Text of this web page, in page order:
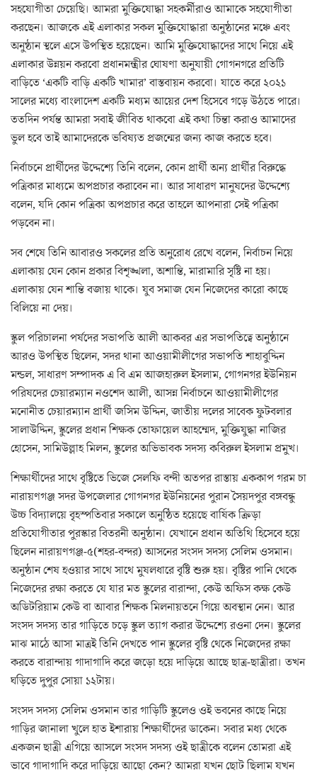
সহযোগীতা চেয়েছি। আমরা মুক্তিযোদ্ধা সহকর্মীরাও আমাকে সহযোগীতা
করছেন। আজকে এই এলাকার সকল মুক্তিযোদ্ধারা অনুষ্ঠানের মঞ্চে এবং
অনুষ্ঠান স্থলে এসে উপস্থিত হয়েছেন। আমি মুক্তিযোদ্ধাদের সাথে নিয়ে এই
এলাকার উন্নয়ন করবো প্রধানমন্ত্রীর ঘোষণা অনুযায়ী গোগনগরে প্রতিটি
বাড়িতে ‘একটি বাড়ি একটি খামার’ বাস্তবায়ন করবো। যাতে করে ২০২১
সালের মধ্যে বাংলাদেশ একটি মধ্যম আয়ের দেশ হিসেবে গড়ে উঠতে পারে।
ততদিন পর্যন্ত আমরা সবাই জীবিত থাকবো এই কথা চিন্তা করাও আমাদের
ভুল হবে তাই আমাদেরকে ভবিষ্যত প্রজন্মের জন্য কাজ করতে হবে।
নির্বাচনে প্রার্থীদের উদ্দেশ্যে তিনি বলেন, কোন প্রার্থী অন্য প্রার্থীর বিরুদ্ধে
পত্রিকার মাধ্যমে অপপ্রচার করাবেন না। আর সাধারণ মানুষদের উদ্দেশ্যে
বলেন, যদি কোন পত্রিকা অপপ্রচার করে তাহলে আপনারা সেই পত্রিকা
পড়বেন না।
সব শেষে তিনি আবারও সকলের প্রতি অনুরোধ রেখে বলেন, নির্বাচন নিয়ে
এলাকায় যেন কোন প্রকার বিশৃঙ্খলা, অশান্তি, মারামারি সৃষ্টি না হয়।
এলাকায় যেন শান্তি বজায় থাকে। যুব সমাজ যেন নিজেদের কারো কাছে
বিলিয়ে না দেয়।
স্কুল পরিচালনা পর্ষদের সভাপতি আলী আকবর এর সভাপতিত্বে অনুষ্ঠানে
আরও উপস্থিত ছিলেন, সদর থানা আওয়ামীলীগের সভাপতি শাহাবুদ্দিন
মন্ডল, সাধারণ সম্পাদক এ বি এম আজহারুল ইসলাম, গোগনগর ইউনিয়ন
পরিষদের চেয়ারম্যান নওশেদ আলী, আসন্ন নির্বাচনে আওয়ামীলীগের
মনোনীত চেয়ারম্যান প্রার্থী জসিম উদ্দিন, জাতীয় দলের সাবেক ফুটবলার
সালাউদ্দিন, স্কুলের প্রধান শিক্ষক তোফায়েল আহম্মেদ, মুক্তিযুদ্ধা নাজির
হোসেন, সামিউল্লাহ মিলন, স্কুলের অভিভাবক সদস্য কবিরুল ইসলাম প্রমুখ।
শিক্ষার্থীদের সাথে বৃষ্টিতে ভিজে সেলফি বন্দী অতপর রাস্তায় এককাপ গরম চা
নারায়ণগঞ্জ সদর উপজেলার গোগনগর ইউনিয়নের পুরান সৈয়দপুর বঙ্গবন্ধু
উচ্চ বিদ্যালয়ে বৃহস্পতিবার সকালে অনুষ্ঠিত হয়েছে বার্ষিক ক্রিড়া
প্রতিযোগীতার পুরস্কার বিতরনী অনুষ্ঠান। যেখানে প্রধান অতিথি হিসেবে হয়ে
ছিলেন নারায়ণগঞ্জ-৫(শহর-বন্দর) আসনের সংসদ সদস্য সেলিম ওসমান।
অনুষ্ঠান শেষ হওয়ার সাথে সাথে মুষলধারে বৃষ্টি শুরু হয়। বৃষ্টির পানি থেকে
নিজেদের রক্ষা করতে যে যার মত স্কুলের বারান্দা, কেউ অফিস কক্ষ কেউ
অডিটরিয়াম কেউ বা আবার শিক্ষক মিলনায়তনে গিয়ে অবস্থান নেন। আর
সংসদ সদস্য তার গাড়িতে চড়ে স্কুল ত্যাগ করার উদ্দেশ্যে রওনা দেন। স্কুলের
মাঝ মাঠে আসা মাত্রই তিনি দেখতে পান স্কুলের বৃষ্টি থেকে নিজেদের রক্ষা
করতে বারান্দায় গাদাগাদি করে জড়ো হয়ে দাড়িয়ে আছে ছাত্র-ছাত্রীরা। তখন
ঘড়িতে দুপুর সোয়া ১২টায়।
সংসদ সদস্য সেলিম ওসমান তার গাড়িটি স্কুলেও ওই ভবনের কাছে নিয়ে
গাড়ির জানালা খুলে হাত ইশারায় শিক্ষার্থীদের ডাকেন। সবার মধ্য থেকে
একজন ছাত্রী এগিয়ে আসলে সংসদ সদস্য ওই ছাত্রীকে বলেন তোমরা এই
ভাবে গাদাগাদি করে দাড়িয়ে আছো কেন? আমরা যখন ছোট ছিলাম যখন